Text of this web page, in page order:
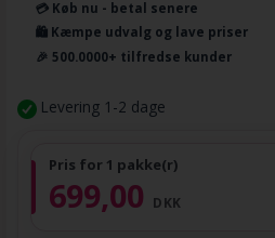
💳 Køb nu - betal senere
🛍️ Kæmpe udvalg og lave priser
🎉 500.0000+ tilfredse kunder
Levering 1-2 dage
Pris for 1 pakke(r)
699,00 DKK